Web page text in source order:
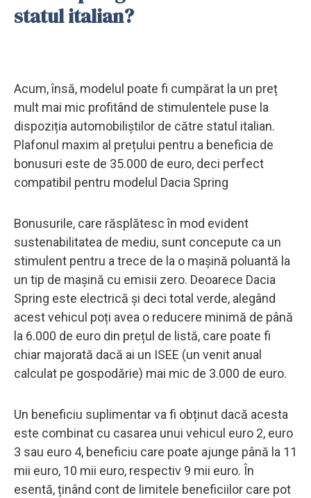
statul italian?
Acum, însă, modelul poate fi cumpărat la un preț
mult mai mic profitând de stimulentele puse la
dispoziția automobiliștilor de către statul italian.
Plafonul maxim al prețului pentru a beneficia de
bonusuri este de 35.000 de euro, deci perfect
compatibil pentru modelul Dacia Spring
Bonusurile, care răsplătesc în mod evident
sustenabilitatea de mediu, sunt concepute ca un
stimulent pentru a trece de la o mașină poluantă la
un tip de mașină cu emisii zero. Deoarece Dacia
Spring este electrică și deci total verde, alegând
acest vehicul poți avea o reducere minimă de până
la 6.000 de euro din prețul de listă, care poate fi
chiar majorată dacă ai un ISEE (un venit anual
calculat pe gospodărie) mai mic de 3.000 de euro.
Un beneficiu suplimentar va fi obținut dacă acesta
este combinat cu casarea unui vehicul euro 2, euro
3 sau euro 4, beneficiu care poate ajunge până la 11
mii euro, 10 mii euro, respectiv 9 mii euro. În
esentă, ținând cont de limitele beneficiilor care pot